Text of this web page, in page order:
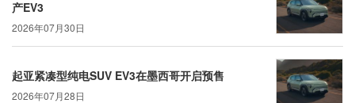
产EV3
2026年07月30日
起亚紧凑型纯电SUV EV3在墨西哥开启预售
2026年07月28日